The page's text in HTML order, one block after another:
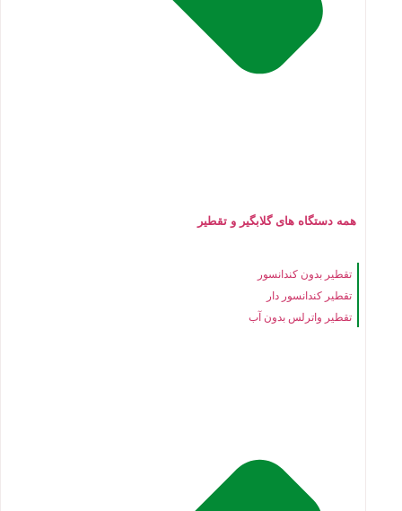
همه دستگاه های گلابگیر و تقطیر
تقطیر بدون کندانسور
تقطیر کندانسور دار
تقطیر واترلس بدون آب